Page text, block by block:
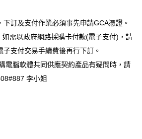
訂及支付作業必須事先申請GCA憑證。
需以政府網路採購卡付款(電子支付)，請
支付交易手續費後再行下訂。
電腦軟體共同供應契約產品有疑問時，請
李小姐